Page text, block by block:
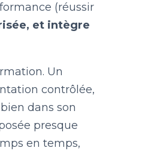
(réussir
et intègre
Un
contrôlée,
dans son
presque
en temps,